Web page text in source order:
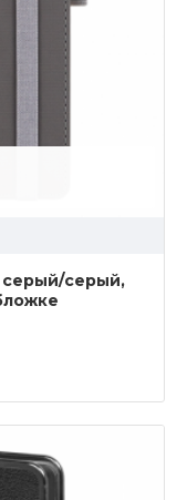
серый/серый,